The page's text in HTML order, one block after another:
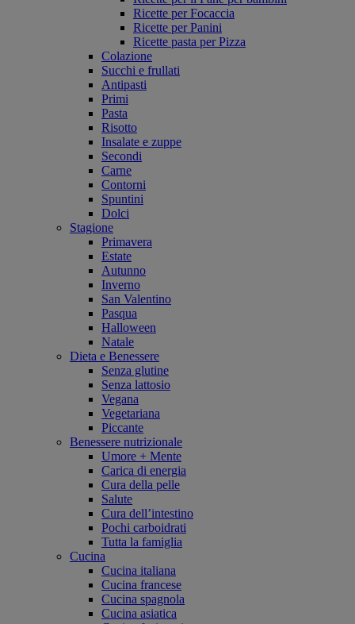
Ricette per Focaccia
Ricette per Panini
Ricette pasta per Pizza
Colazione
Succhi e frullati
Antipasti
Primi
Pasta
Risotto
Insalate e zuppe
Secondi
Carne
Contorni
Spuntini
Dolci
Stagione
Primavera
Estate
Autunno
Inverno
San Valentino
Pasqua
Halloween
Natale
Dieta e Benessere
Senza glutine
Senza lattosio
Vegana
Vegetariana
Piccante
Benessere nutrizionale
Umore + Mente
Carica di energia
Cura della pelle
Salute
Cura dell’intestino
Pochi carboidrati
Tutta la famiglia
Cucina
Cucina italiana
Cucina francese
Cucina spagnola
Cucina asiatica